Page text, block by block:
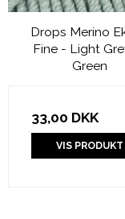
Drops Merino
Fine - Light
Green
33,00 DKK
VIS PRODUKT